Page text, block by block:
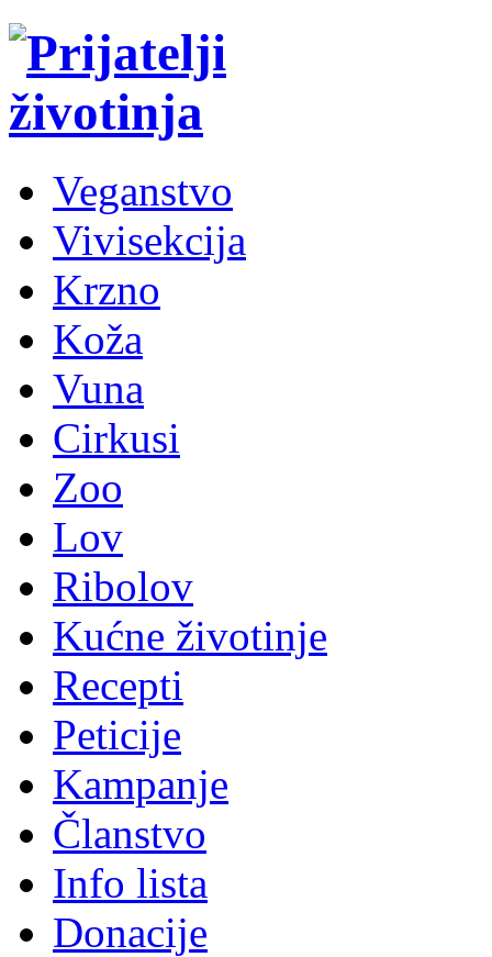
Veganstvo
Vivisekcija
Krzno
Koža
Vuna
Cirkusi
Zoo
Lov
Ribolov
Kućne životinje
Recepti
Peticije
Kampanje
Članstvo
Info lista
Donacije